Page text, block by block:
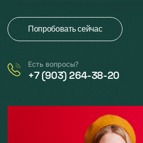
Попробовать сейчас
Есть вопросы?
+7 (903) 264-38-20